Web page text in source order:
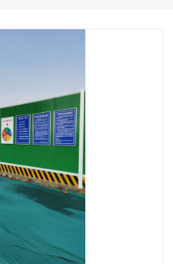
压型彩钢板
彩钢板